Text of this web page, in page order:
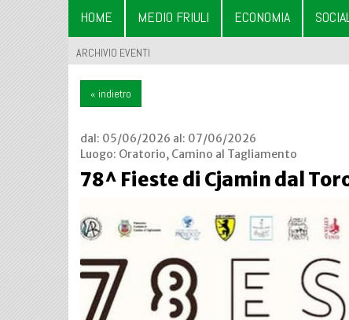
HOME MEDIO FRIULI ECONOMIA
ARCHIVIO EVENTI
« indietro
dal: 05/06/2026 al: 07/06/2026
Luogo: Oratorio, Camino al Tagliamento
78^ Fieste di Cjamin dal